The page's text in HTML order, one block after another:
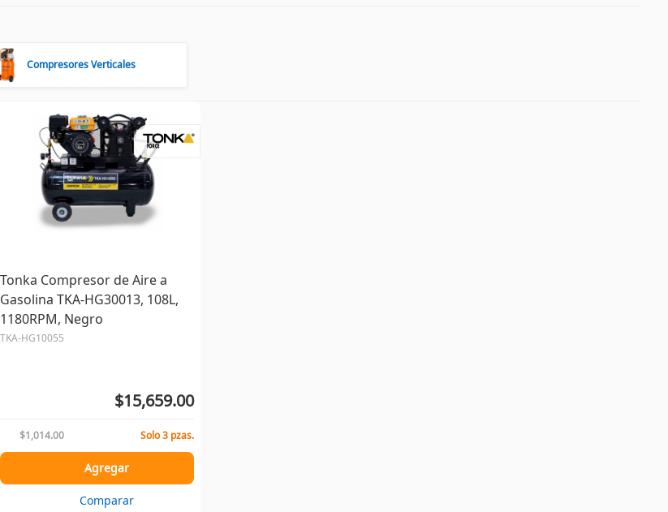
Compresores Verticales
Tonka Compresor de Aire a
Gasolina TKA-HG30013, 108L,
1180RPM, Negro
TKA-HG10055
$15,659.00
$1,014.00 Solo 3 pzas.
Agregar
Comparar